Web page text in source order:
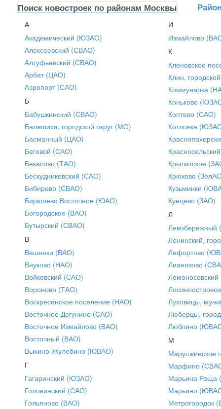
Поиск новостроек по районам Москвы
А
Академический (ЮЗАО)
Алексеевский (СВАО)
Алтуфьевский (СВАО)
Арбат (ЦАО)
Аэропорт (САО)
Б
Бабушкинский (СВАО)
Балашиха, городской округ (МО)
Басманный (ЦАО)
Беговой (САО)
Бекасово (ТАО)
Бескудниковский (САО)
Бибирево (СВАО)
Бирюлево Восточное (ЮАО)
Богородское (ВАО)
Бутырский (СВАО)
В
Вешняки (ВАО)
Внуково (НАО)
Войковский (САО)
Вороново (ТАО)
Воскресенское поселение (НАО)
Восточное Дегунино (САО)
Восточное Измайлово (ВАО)
Восточный (ВАО)
Выхино-Жулебино (ЮВАО)
Г
Гагаринский (ЮЗАО)
Головинский (САО)
Гольяново (ВАО)
И
Измайлово
К
Кленовское
Клин,
Коммунарка
Коньково
Коптево (САО)
Котловка
Крылатское
Крюково
Кузьминки
Кунцево (ЗАО)
Л
Ленинский,
Лефортово
Лианозово
Луховицы,
Люберцы,
Люблино
М
Марушкинское
Марфино
Марьина Роща
Марьино
Метрогородок